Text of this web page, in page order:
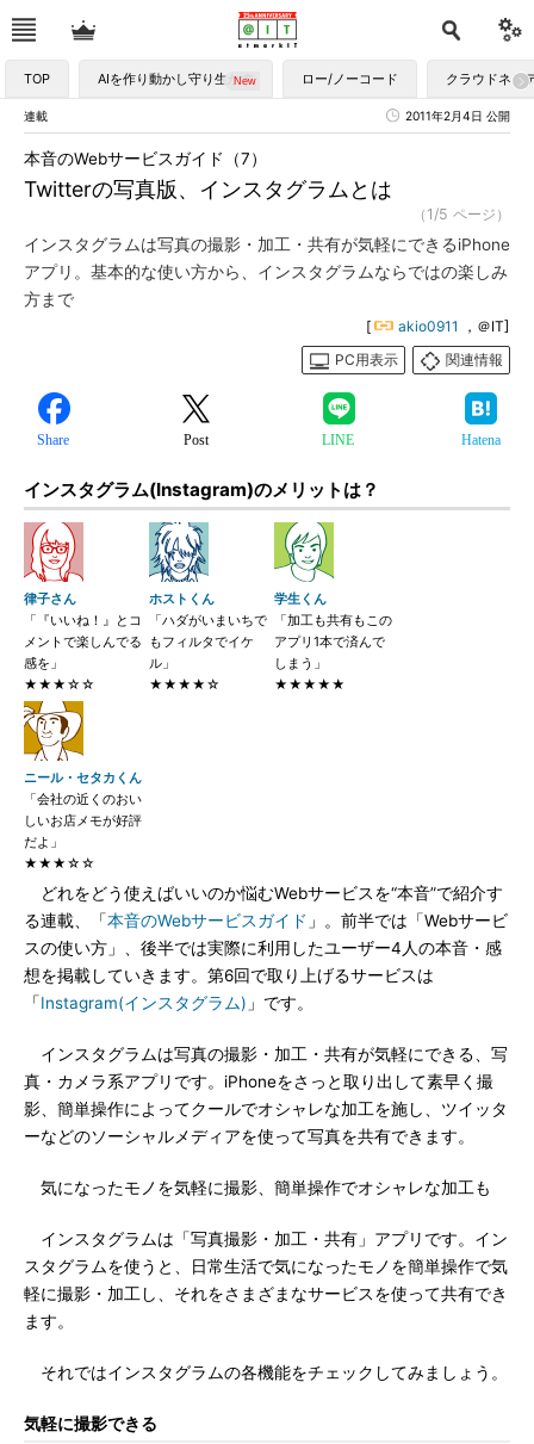
TOP AIを作り動かし守り生かす ロー/ノーコード クラウドネイ
連載 2011年2月4日 公開
Twitterの写真版、インスタグラムとは
本音のWebサービスガイド（7）
（1/5 ページ）
インスタグラムは写真の撮影・加工・共有が気軽にできるiPhone
アプリ。基本的な使い方から、インスタグラムならではの楽しみ
方まで
[ akio0911
，＠IT]
PC用表示
関連情報
Share Post LINE Hatena
インスタグラム(Instagram)のメリットは？
律子さん
「『いいね！』とコ
メントで楽しんでる
感を」
★★★☆☆
ホストくん
「ハダがいまいちで
もフィルタでイケ
ル」
★★★★☆
学生くん
「加工も共有もこの
アプリ1本で済んで
しまう」
★★★★★
ニール・セタカくん
「会社の近くのおい
しいお店メモが好評
だよ」
★★★☆☆
どれをどう使えばいいのか悩むWebサービスを“本音”で紹介す
る連載、「本音のWebサービスガイド 」。前半では「Webサービ
スの使い方」、後半では実際に利用したユーザー4人の本音・感
想を掲載していきます。第6回で取り上げるサービスは
「Instagram(インスタグラム) 」です。
インスタグラムは写真の撮影・加工・共有が気軽にできる、写
真・カメラ系アプリです。iPhoneをさっと取り出して素早く撮
影、簡単操作によってクールでオシャレな加工を施し、ツイッタ
ーなどのソーシャルメディアを使って写真を共有できます。
気になったモノを気軽に撮影、簡単操作でオシャレな加工も
インスタグラムは「写真撮影・加工・共有」アプリです。イン
スタグラムを使うと、日常生活で気になったモノを簡単操作で気
軽に撮影・加工し、それをさまざまなサービスを使って共有でき
ます。
それではインスタグラムの各機能をチェックしてみましょう。
気軽に撮影できる